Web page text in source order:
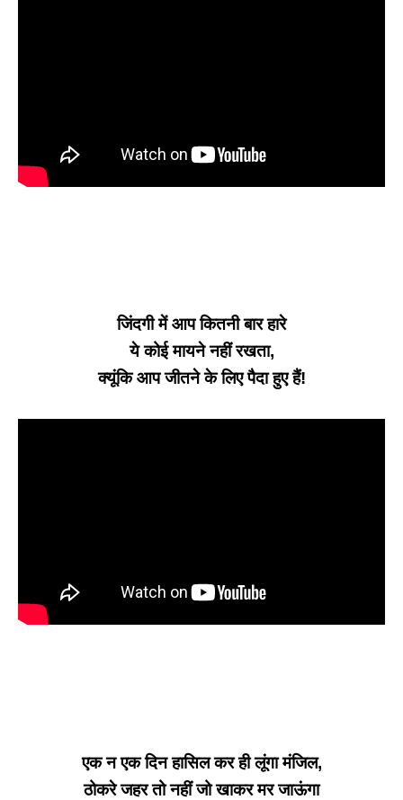
जिंदगी में आप कितनी बार हारे
ये कोई मायने नहीं रखता,
क्यूंकि आप जीतने के लिए पैदा हुए हैं!
एक न एक दिन हासिल कर ही लूंगा मंजिल,
ठोकरे जहर तो नहीं जो खाकर मर जाऊंगा